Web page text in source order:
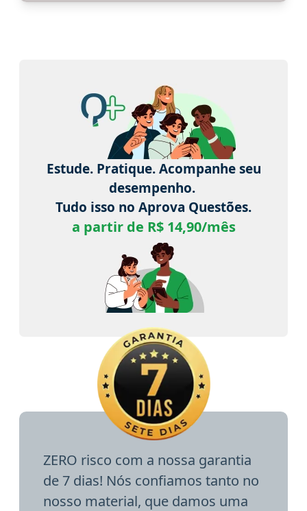
Estude. Pratique. Acompanhe seu
desempenho.
Tudo isso no Aprova Questões.
a partir de R$ 14,90/mês
ZERO risco com a nossa garantia
de 7 dias! Nós confiamos tanto no
nosso material, que damos uma